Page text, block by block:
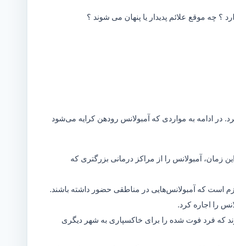
؟ چه موقع علائم پدیدار یا پنهان می شوند ؟
در ادامه به مواردی که آمبولانس رودهن کرایه می‌شود
زمان، آمبولانس را از مراکز درمانی بزرگتری که
است که آمبولانس‌هایی در مناطقی حضور داشته باشند.
را اجاره کرد.
که فرد فوت شده را برای خاکسپاری به شهر دیگری